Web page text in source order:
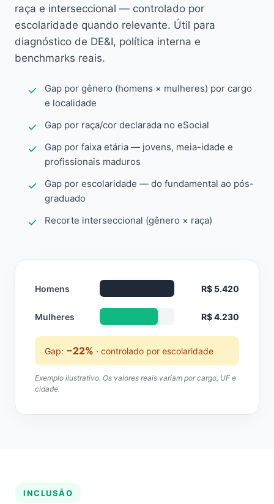
raça e interseccional — controlado por
escolaridade quando relevante. Útil para
diagnóstico de DE&I, política interna e
benchmarks reais.
Gap por gênero (homens × mulheres) por cargo
e localidade
Gap por raça/cor declarada no eSocial
Gap por faixa etária — jovens, meia-idade e
profissionais maduros
Gap por escolaridade — do fundamental ao pós-
graduado
Recorte interseccional (gênero × raça)
Homens R$ 5.420
Mulheres R$ 4.230
Gap: −22% · controlado por escolaridade
Exemplo ilustrativo. Os valores reais variam por cargo, UF e
cidade.
INCLUSÃO